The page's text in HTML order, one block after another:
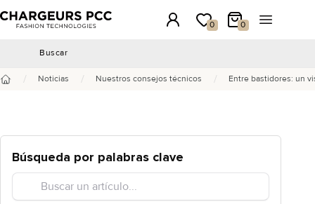
Chargeurs PCC Conexión
0
Mi lista de deseos
0
Mi carritoAbrir el
Buscar
/ Noticias / Nuestros consejos técnicos / Entre bastidores: un
Búsqueda por palabras clave